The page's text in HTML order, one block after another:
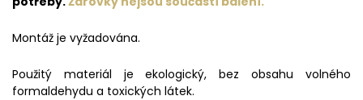
Montáž je vyžadována.
Použitý materiál je ekologický, bez obsahu volného
formaldehydu a toxických látek.